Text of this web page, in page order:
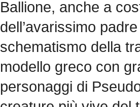
Ballione, anche a
dell’avarissimo
schematismo della
modello greco con
personaggi di